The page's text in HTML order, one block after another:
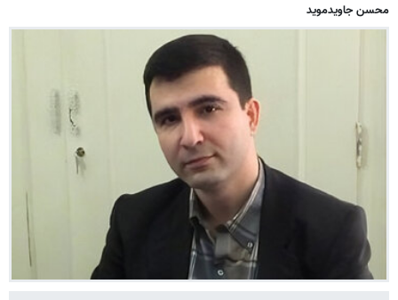
محسن جاویدموید